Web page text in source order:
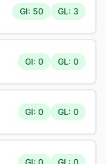
GI: 50 GL: 3
GI: 0 GL: 0
GI: 0 GL: 0
GI: 0 GL: 0